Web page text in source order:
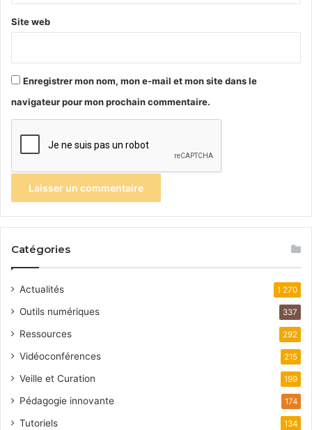
Site web
Enregistrer mon nom, mon e-mail et mon site dans le
navigateur pour mon prochain commentaire.
Catégories
Actualités 1 270
Outils numériques 337
Ressources 292
Vidéoconférences 215
Veille et Curation 199
Pédagogie innovante 174
Tutoriels 134